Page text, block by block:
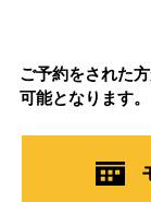
ご予約をされた
可能となります。